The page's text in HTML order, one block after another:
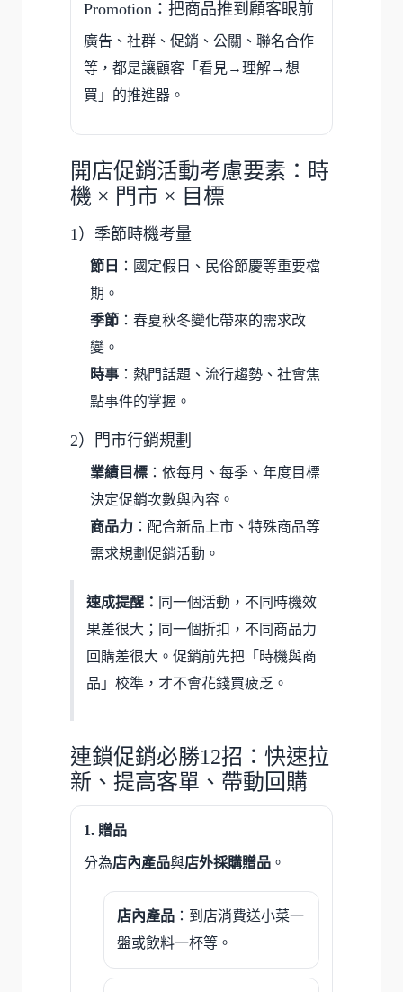
Promotion：把商品推到顧客眼前
廣告、社群、促銷、公關、聯名合作
等，都是讓顧客「看見→理解→想
買」的推進器。
開店促銷活動考慮要素：時
機 × 門市 × 目標
1）季節時機考量
節日
：國定假日、民俗節慶等重要檔
期。
季節 ：春夏秋冬變化帶來的需求改
變。
時事 ：熱門話題、流行趨勢、社會焦
點事件的掌握。
2）門市行銷規劃
業績目標 ：依每月、每季、年度目標
決定促銷次數與內容。
商品力 ：配合新品上市、特殊商品等
需求規劃促銷活動。
速成提醒： 同一個活動，不同時機效
果差很大；同一個折扣，不同商品力
回購差很大。促銷前先把「時機與商
品」校準，才不會花錢買疲乏。
連鎖促銷必勝12招：快速拉
新、提高客單、帶動回購
贈品
分為店內產品與店外採購贈品 。
店內產品 ：到店消費送小菜一
盤或飲料一杯等。